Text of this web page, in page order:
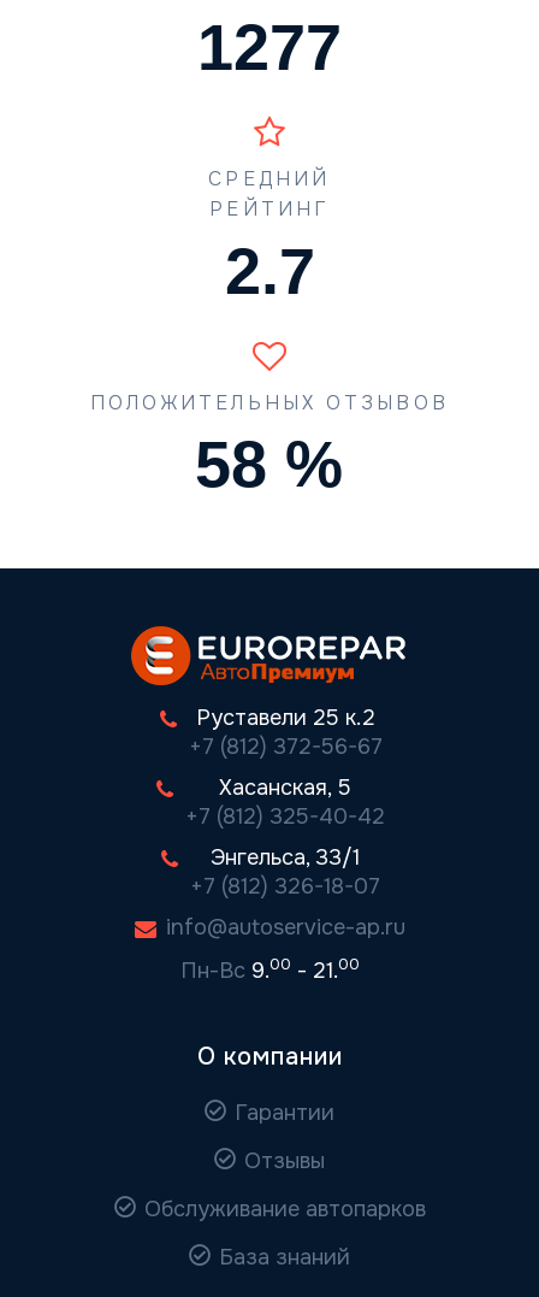
1702
СРЕДНИЙ
РЕЙТИНГ
3.6
ПОЛОЖИТЕЛЬНЫХ ОТЗЫВОВ
77 %
Руставели 25 к.2
+7 (812) 372-56-67
Хасанская, 5
+7 (812) 325-40-42
Энгельса, 33/1
+7 (812) 326-18-07
info@autoservice-ap.ru
Пн-Вс 9.00 - 21.00
О компании
Гарантии
Отзывы
Обслуживание автопарков
База знаний